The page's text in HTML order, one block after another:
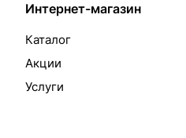
Интернет-магазин
Каталог
Акции
Услуги